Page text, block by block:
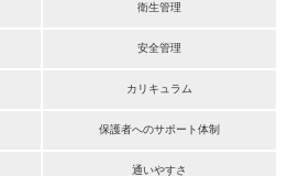
衛生管理
安全管理
カリキュラム
保護者へのサポート体制
通いやすさ